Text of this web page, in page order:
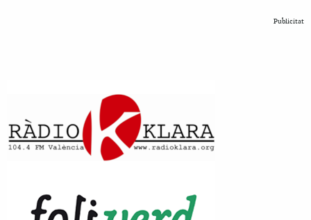
Publicitat